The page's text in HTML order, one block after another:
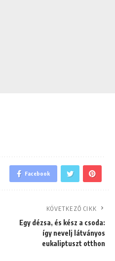
Facebook
KÖVETKEZŐ CIKK
Egy dézsa, és kész a csoda:
így nevelj látványos
eukaliptuszt otthon